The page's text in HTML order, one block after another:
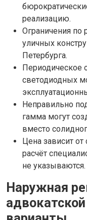
реализацию.
Ограничения
уличных
Петербурга.
Периодическое
светодиодных
Неправильно
гамма могут
вместо
Цена зависит от
расчёт
не указываются.
Наружная